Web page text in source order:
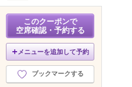
このクーポンで
空席確認・予約する
メニューを追加して予約
ブックマークする